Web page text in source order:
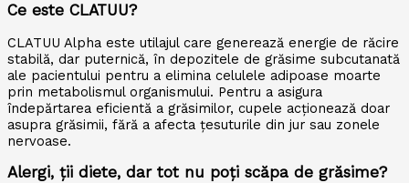
Ce este CLATUU?
CLATUU Alpha este utilajul care generează energie de răcire
stabilă, dar puternică, în depozitele de grăsime subcutanată
ale pacientului pentru a elimina celulele adipoase moarte
prin metabolismul organismului. Pentru a asigura
îndepărtarea eficientă a grăsimilor, cupele acționează doar
asupra grăsimii, fără a afecta țesuturile din jur sau zonele
nervoase.
Alergi, ții diete, dar tot nu poți scăpa de grăsime?